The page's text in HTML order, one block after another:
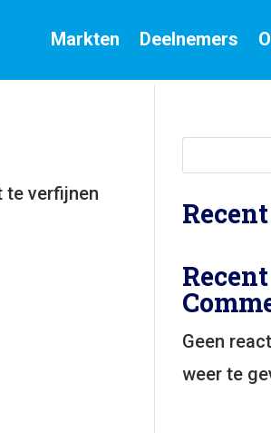
Markten Deelnemers
te verfijnen
Recent
Geen
weer te